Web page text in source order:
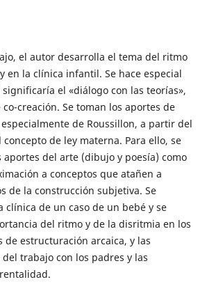
el autor desarrolla el tema del ritmo
en la clínica infantil. Se hace especial
el «diálogo con las teorías»,
creación. Se toman los aportes de
de Roussillon, a partir del
de ley materna. Para ello, se
del arte (dibujo y poesía) como
a conceptos que atañen a
de la construcción subjetiva. Se
clínica de un caso de un bebé y se
del ritmo y de la disritmia en los
de estructuración arcaica, y las
trabajo con los padres y las